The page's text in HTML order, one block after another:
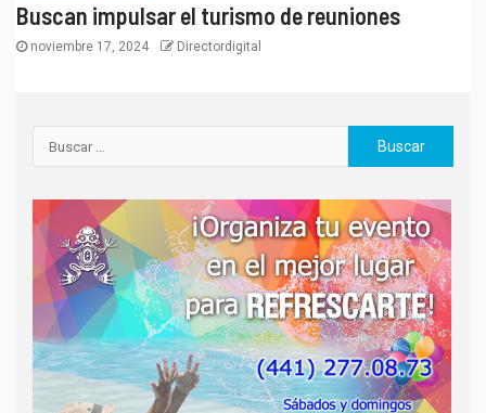
Buscan impulsar el turismo de reuniones
noviembre 17, 2024 Directordigital